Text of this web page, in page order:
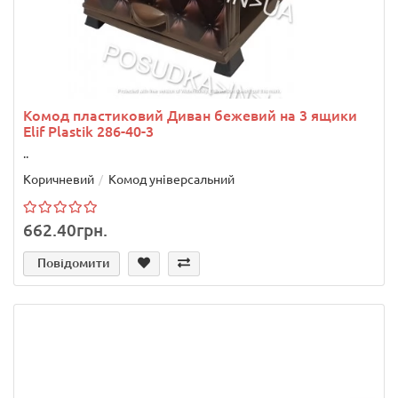
Комод пластиковий Диван бежевий на 3 ящики
Elif Plastik 286-40-3
..
Коричневий
Комод універсальний
662.40грн.
Повідомити